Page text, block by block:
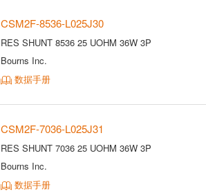
CSM2F-8536-L025J30
RES SHUNT 8536 25 UOHM 36W 3P
Bourns Inc.
数据手册
CSM2F-7036-L025J31
RES SHUNT 7036 25 UOHM 36W 3P
Bourns Inc.
数据手册